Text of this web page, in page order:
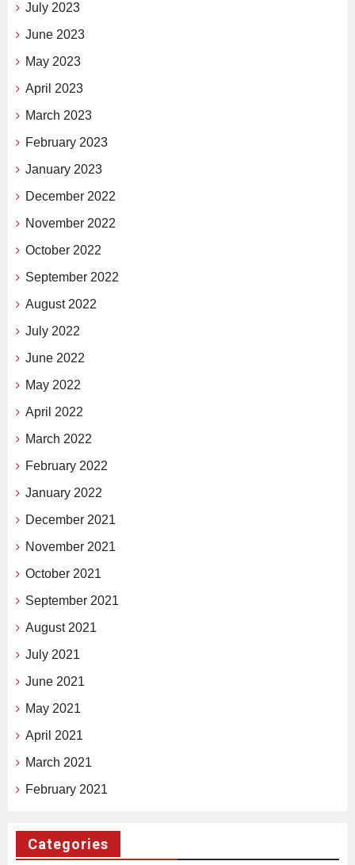
July 2023
June 2023
May 2023
April 2023
March 2023
February 2023
January 2023
December 2022
November 2022
October 2022
September 2022
August 2022
July 2022
June 2022
May 2022
April 2022
March 2022
February 2022
January 2022
December 2021
November 2021
October 2021
September 2021
August 2021
July 2021
June 2021
May 2021
April 2021
March 2021
February 2021
Categories